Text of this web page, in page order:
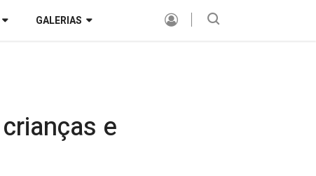
GALERIAS
e